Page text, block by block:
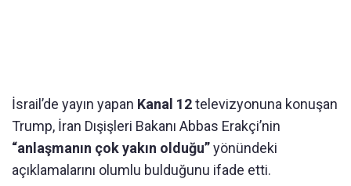
İsrail’de yayın yapan Kanal 12televizyonuna konuşan
Trump, İran Dışişleri Bakanı Abbas Erakçi’nin
“anlaşmanın çok yakın olduğu”yönündeki
açıklamalarını olumlu bulduğunu ifade etti.